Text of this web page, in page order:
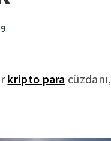
kripto para cüzdanı,